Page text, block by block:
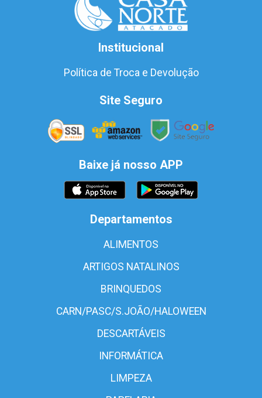
Institucional
Política de Troca e Devolução
Site Seguro
Baixe já nosso APP
Departamentos
ALIMENTOS
ARTIGOS NATALINOS
BRINQUEDOS
CARN/PASC/S.JOÃO/HALOWEEN
DESCARTÁVEIS
INFORMÁTICA
LIMPEZA